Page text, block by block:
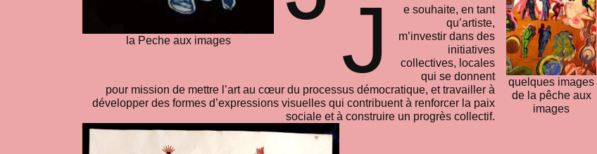
la Peche aux images
quelques images
de la pêche aux
images
J
e souhaite, en tant
qu’artiste,
m’investir dans des
initiatives
collectives, locales
qui se donnent
pour mission de mettre l’art au cœur du processus démocratique, et travailler à
développer des formes d’expressions visuelles qui contribuent à renforcer la paix
sociale et à construire un progrès collectif.